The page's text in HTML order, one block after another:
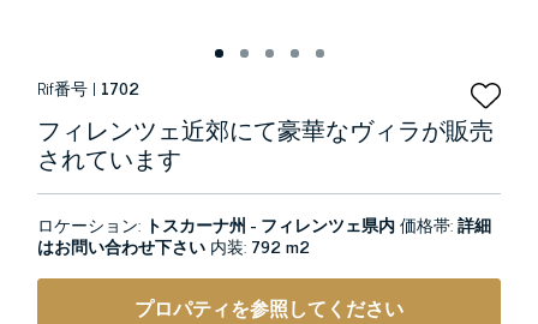
Rif番号 | 1702
フィレンツェ近郊にて豪華なヴィラが販売
されています
ロケーション: トスカーナ州 - フィレンツェ県内価格帯:詳細
はお問い合わせ下さい 内装: 792 m2
プロパティを参照してください